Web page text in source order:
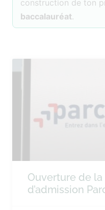
construction de ton
baccalauréat.
Ouverture de
d’admission